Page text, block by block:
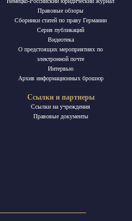
Правовые обзоры
Сборники статей по праву Германии
Ceрия публикаций
Видеотека
О предстоящих мероприятиях по
электронной почте
Интервью
Архив информационных брошюр
Ссылки и партнеры
Ссылки на учреждения
Правовые документы